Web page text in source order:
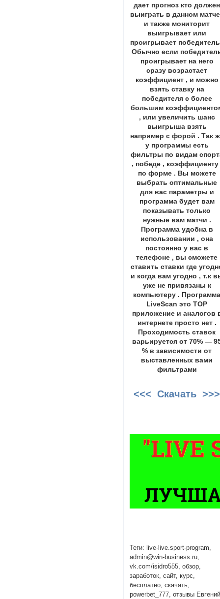
дает прогноз кто должен
выиграть в данном
и также мониторит
выигрывает или
проигрывает
Обычно если
проигрывает на него
сразу возрастает
коэффициент , и можно
взять ставку на
победителя с более
большим
, или увеличить шанс
выигрыша взять
например с форой . Так
у программы есть
фильтры по видам
, победе , коэффициенту
по форме . Вы можете
выбрать оптимальные
для вас параметры и
программа будет вам
показывать только
нужные вам матчи .
Программа удобна в
использовании , она
постоянно у вас в
телефоне , вы сможете
ставить ставки где
и когда вам угодно , т.к
уже не привязаны к
компьютеру .
LiveScan это ТОР
приложение и аналогов
интернете просто нет .
Проходимость ставок
варьируется от 70% —
% в зависимости от
выставленных вами
фильтрами
<<< Скачать >>>
Теги: live-live.sport-program,
admin@win-business.ru,
vk.com/isidro555, обзор,
заработок, сайт, курс,
бесплатно, скачать,
powerbet_777, отзывы